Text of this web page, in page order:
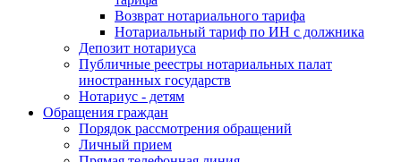
Возврат нотариального тарифа
Нотариальный тариф по ИН с должника
Депозит нотариуса
Публичные реестры нотариальных палат
иностранных государств
Нотариус - детям
Обращения граждан
Порядок рассмотрения обращений
Личный прием